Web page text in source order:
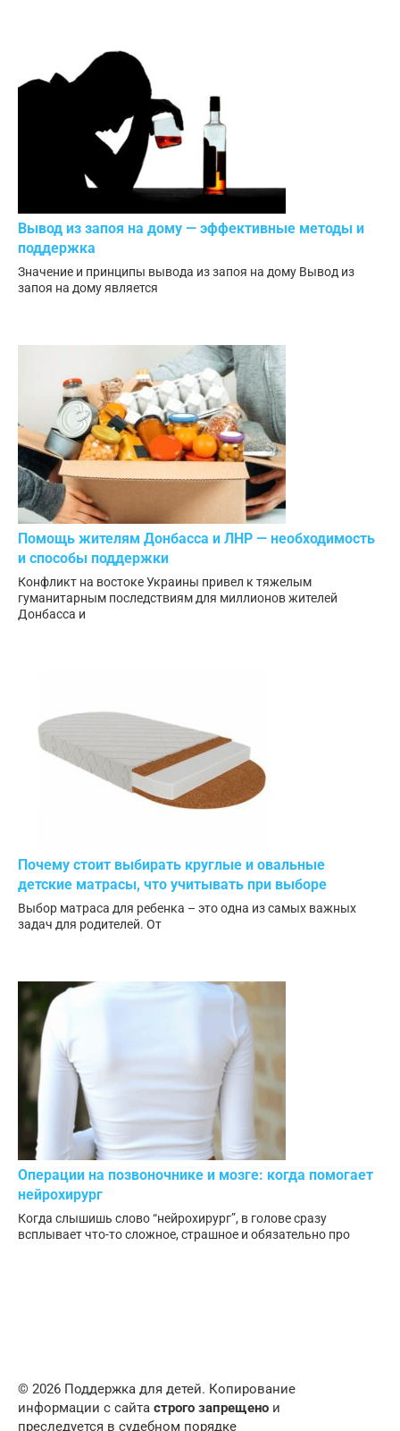
Вывод из запоя на дому — эффективные методы и
поддержка
Значение и принципы вывода из запоя на дому Вывод из
запоя на дому является
Помощь жителям Донбасса и ЛНР — необходимость
и способы поддержки
Конфликт на востоке Украины привел к тяжелым
гуманитарным последствиям для миллионов жителей
Донбасса и
Почему стоит выбирать круглые и овальные
детские матрасы, что учитывать при выборе
Выбор матраса для ребенка – это одна из самых важных
задач для родителей. От
Операции на позвоночнике и мозге: когда помогает
нейрохирург
Когда слышишь слово “нейрохирург”, в голове сразу
всплывает что-то сложное, страшное и обязательно про
© 2026 Поддержка для детей. Копирование
информации с сайта строго запрещено и
преследуется в судебном порядке